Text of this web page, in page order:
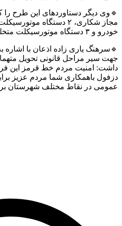
دیگر دستاوردهای این طرح را
متخلف را عنوان کرد.
یاری زاده اذعان با اشاره به
مراحل قانونی تحویل متهمان
امنیت مردم خط قرمز این
باهمکاری شما مردم عزیز برابر
در نقاط مختلف شهرستان برخورد